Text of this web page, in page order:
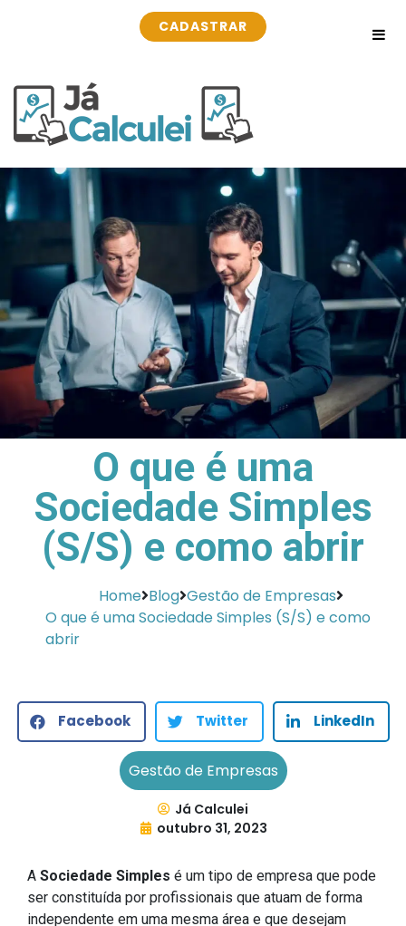
CADASTRAR
O que é uma
Sociedade Simples
(S/S) e como abrir
Home Blog Gestão de Empresas
O que é uma Sociedade Simples (S/S) e como
abrir
Facebook Twitter LinkedIn
Gestão de Empresas
Já Calculei
outubro 31, 2023
A Sociedade Simples é um tipo de empresa que pode
ser constituída por profissionais que atuam de forma
independente em uma mesma área e que desejam